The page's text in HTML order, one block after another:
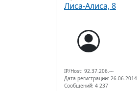
Лиса-Алиса, 8
IP/Host: 92.37.206.---
Дата регистрации: 26.06.2014
Сообщений: 4 237